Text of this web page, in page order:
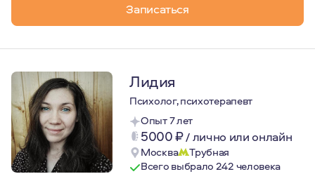
Записаться
Лидия
Психолог, психотерапевт
Опыт 7 лет
5000₽/лично или онлайн
Москва
Трубная
Всего выбрало 242 человека